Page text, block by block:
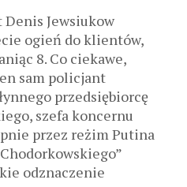
Jewsiukow
ogień do klientów,
8. Co ciekawe,
sam policjant
przedsiębiorcę
szefa koncernu
przez reżim Putina
odznaczenie